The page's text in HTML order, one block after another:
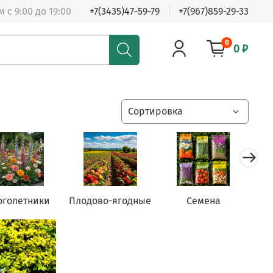
с 9:00 до 19:00 +7(3435)47-59-79 +7(967)859-29-33
0 0 ₽
Плодово-ягодные Семена